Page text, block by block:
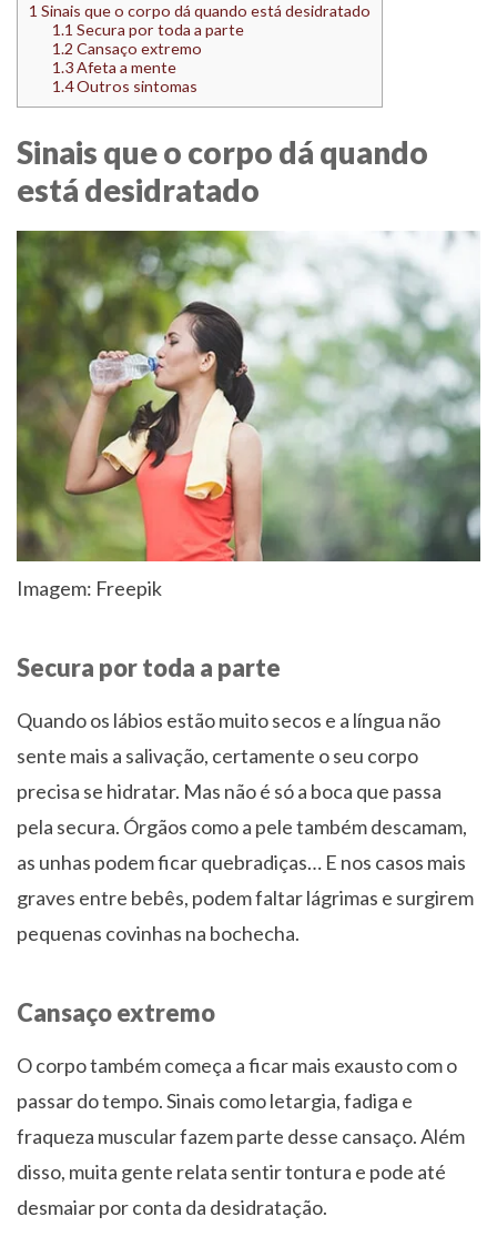
1 Sinais que o corpo dá quando está desidratado
1.1 Secura por toda a parte
1.2 Cansaço extremo
1.3Afeta a mente
1.4Outros sintomas
Sinais que o corpo dá quando
está desidratado
Imagem: Freepik
Secura por toda a parte
Quando os lábios estão muito secos e a língua não
sente mais a salivação, certamente o seu corpo
precisa se hidratar. Mas não é só a boca que passa
pela secura. Órgãos como a pele também descamam,
as unhas podem ficar quebradiças… E nos casos mais
graves entre bebês, podem faltar lágrimas e surgirem
pequenas covinhas na bochecha.
Cansaço extremo
O corpo também começa a ficar mais exausto com o
passar do tempo. Sinais como letargia, fadiga e
fraqueza muscular fazem parte desse cansaço. Além
disso, muita gente relata sentir tontura e pode até
desmaiar por conta da desidratação.